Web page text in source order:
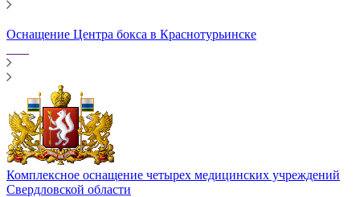
Оснащение Центра бокса в Краснотурьинске
Комплексное оснащение четырех медицинских учреждений
Свердловской области